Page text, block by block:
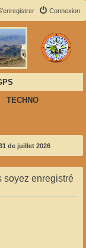
Connexion
TECHNO
de juillet 2026
soyez enregistré